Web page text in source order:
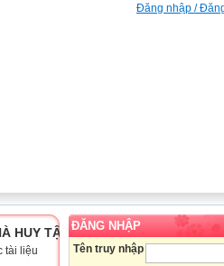
Đăng nhập /
ĐĂNG NHẬP
Tên truy nhập
- GIA LAI
tài liệu